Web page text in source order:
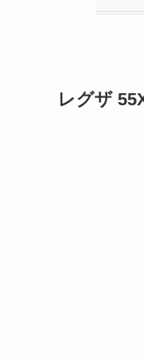
レグザ